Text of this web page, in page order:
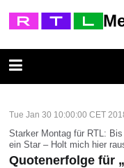
Tue Jan 30 10:00:00 CET
Starker Montag für RTL:
ein Star – Holt mich hier
Quotenerfolge für